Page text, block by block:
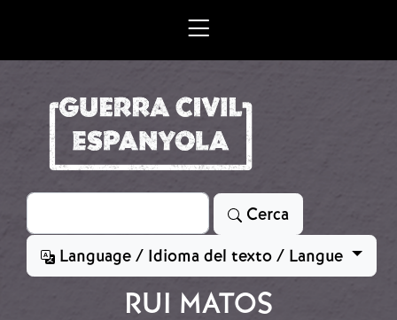
Cerca
Cerca
Language / Idioma del texto / Langue
RUI MATOS